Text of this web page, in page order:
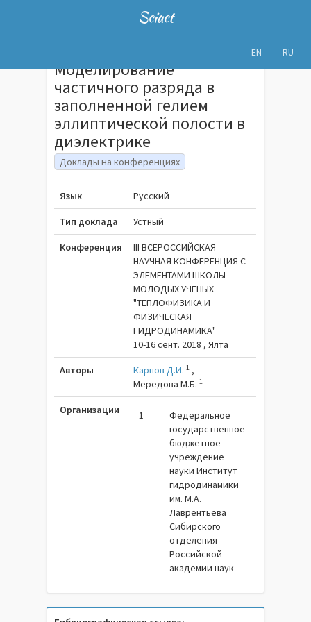
Sciact
EN RU
Моделирование
частичного разряда в
заполненной гелием
эллиптической полости в
диэлектрике
Доклады на конференциях
Язык Русский
Тип доклада Устный
Конференция
III ВСЕРОССИЙСКАЯ
НАУЧНАЯ КОНФЕРЕНЦИЯ С
ЭЛЕМЕНТАМИ ШКОЛЫ
МОЛОДЫХ УЧЕНЫХ
"ТЕПЛОФИЗИКА И
ФИЗИЧЕСКАЯ
ГИДРОДИНАМИКА"
10-16 сент. 2018 , Ялта
Авторы Карпов Д.И. 1 ,
Мередова М.Б.1
Организации 1
Федеральное
государственное
бюджетное
учреждение
науки Институт
гидродинамики
им. М.А.
Лаврентьева
Сибирского
отделения
Российской
академии наук